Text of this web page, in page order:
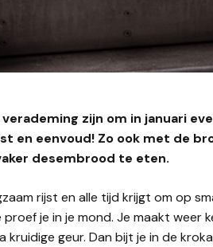
zijn om in januari
en eenvoud! Zo ook met de
desembrood te eten.
rijst en alle tijd krijgt om op
je in je mond. Je maakt weer
geur. Dan bijt je in de